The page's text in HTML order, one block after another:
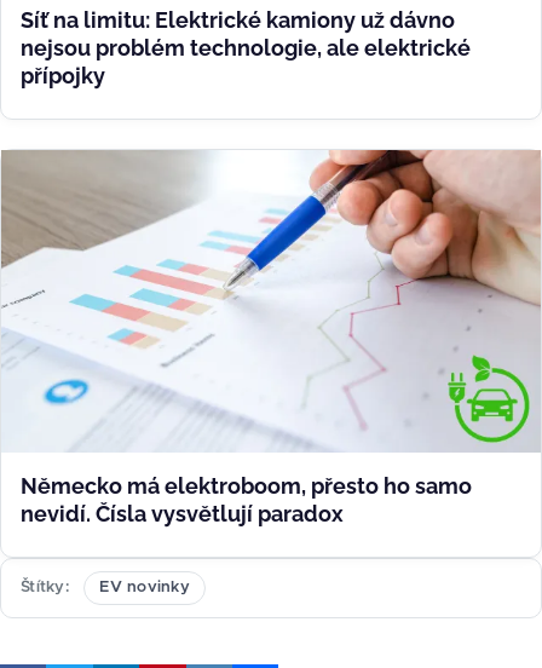
Síť na limitu: Elektrické kamiony už dávno
nejsou problém technologie, ale elektrické
přípojky
Německo má elektroboom, přesto ho samo
nevidí. Čísla vysvětlují paradox
Štítky EV novinky